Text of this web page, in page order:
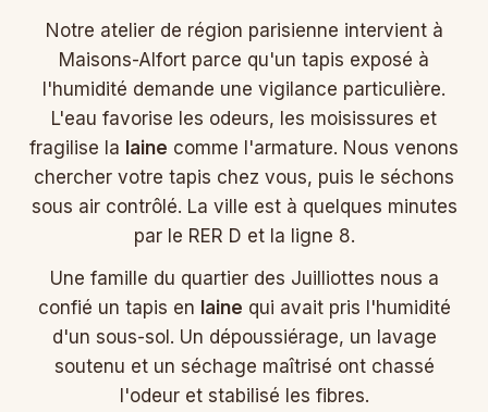
Notre atelier de région parisienne intervient à
Maisons-Alfort parce qu'un tapis exposé à
l'humidité demande une vigilance particulière.
L'eau favorise les odeurs, les moisissures et
fragilise la laine comme l'armature. Nous venons
chercher votre tapis chez vous, puis le séchons
sous air contrôlé. La ville est à quelques minutes
par le RER D et la ligne 8.
Une famille du quartier des Juilliottes nous a
confié un tapis en laine qui avait pris l'humidité
d'un sous-sol. Un dépoussiérage, un lavage
soutenu et un séchage maîtrisé ont chassé
l'odeur et stabilisé les fibres.